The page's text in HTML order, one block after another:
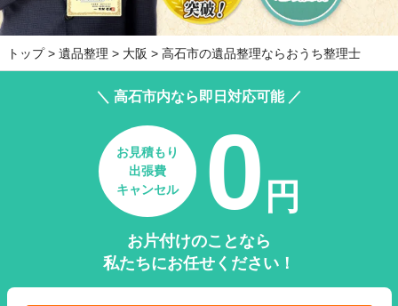
トップ 遺品整理 大阪 高石市の遺品整理ならおうち整理士
＼ 高石市内なら即日対応可能 ／
お見積もり
出張費
キャンセル
0 円
お片付けのことなら
私たちにお任せください！